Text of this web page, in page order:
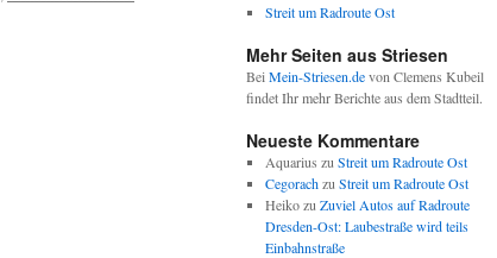
Streit um Radroute Ost
Mehr Seiten aus Striesen
Bei Mein-Striesen.devon Clemens Kubeil
findet Ihr mehr Berichte aus dem Stadtteil.
Neueste Kommentare
Aquarius zu Streit um Radroute Ost
Cegorachzu Streit um Radroute Ost
Heikozu Zuviel Autos auf Radroute
Dresden-Ost: Laubestraße wird teils
Einbahnstraße